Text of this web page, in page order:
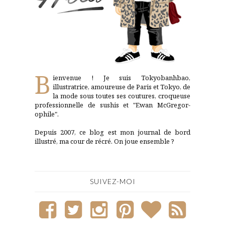
B ienvenue ! Je suis Tokyobanhbao,
illustratrice, amoureuse de Paris et Tokyo, de
la mode sous toutes ses coutures, croqueuse
professionnelle de sushis et "Ewan McGregor-
ophile".
Depuis 2007, ce blog est mon journal de bord
illustré, ma cour de récré. On joue ensemble ?
SUIVEZ-MOI